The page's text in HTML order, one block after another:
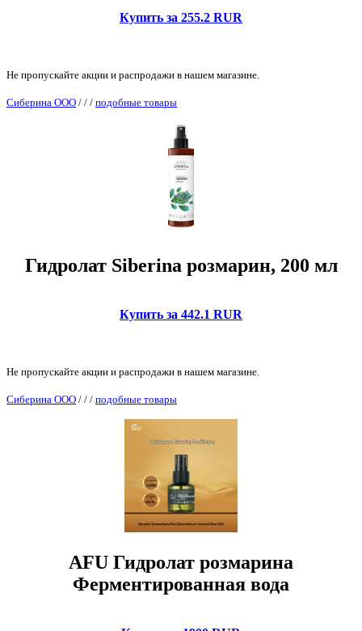
Купить за 255.2 RUR
Не пропускайте акции и распродажи в нашем магазине.
Сиберина ООО / / / подобные товары
Гидролат Siberina розмарин, 200 мл
Купить за 442.1 RUR
Не пропускайте акции и распродажи в нашем магазине.
Сиберина ООО / / / подобные товары
AFU Гидролат розмарина
Ферментированная вода